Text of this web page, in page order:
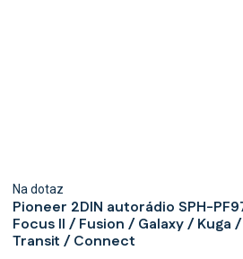
Pioneer 2DIN autorádio SPH-
Focus II / Fusion / Galaxy / Kuga
Transit / Connect
Na dotaz